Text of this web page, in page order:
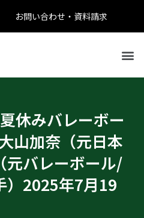
お問い合わせ・資料請求
休みバレーボー
山加奈（元日本
元バレーボール/
）2025年7月19